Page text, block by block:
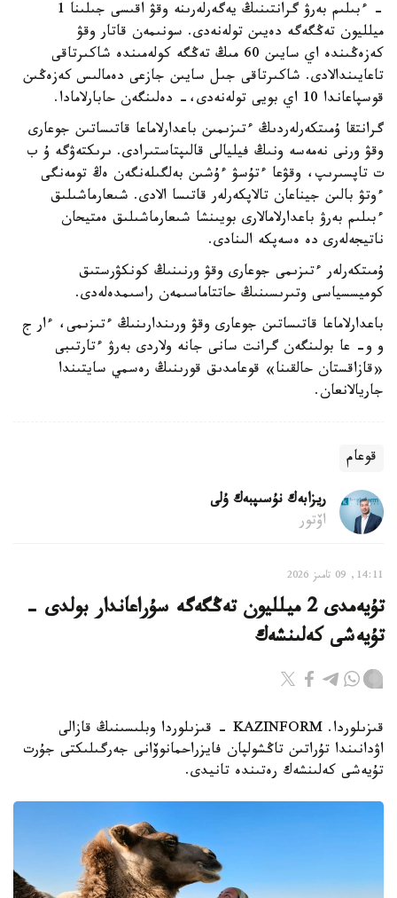
- ءبىلىم بەرۋ گرانتىنىڭ يەگەرلەرىنە وقۋ اقىسى جىلىنا 1
ميلليون تەڭگەگە دەيىن تولەنەدى. سونىمەن قاتار وقۋ
كەزەڭىندە اي سايىن 60 مىڭ تەڭگە كولەمىندە شاكىرتاقى
تاعايىندالادى. شاكىرتاقى جىل سايىن جازعى دەمالىس كەزەڭىن
قوسپاعاندا 10 اي بويى تولەنەدى،- دەلىنگەن حابارلامادا.
گرانتقا ۇمىتكەرلەردىڭ ءتىزىمىن باعدارلاماعا قاتىساتىن جوعارى
وقۋ ورنى نەمەسە ونىڭ فيليالى قالىپتاستىرادى. ىرىكتەۋگە ۇ ب
ت تاپسىرىپ، وقۋعا ءتۇسۋ ءۇشىن بەلگىلەنگەن ەڭ تومەنگى
ءوتۋ بالىن جيناعان تالاپكەرلەر قاتىسا الادى. شىعارماشىلىق
ءبىلىم بەرۋ باعدارلامالارى بويىنشا شىعارماشىلىق ەمتيحان
ناتيجەلەرى دە ەسەپكە الىنادى.
ۇمىتكەرلەر ءتىزىمى جوعارى وقۋ ورنىنىڭ كونكۋرستىق
كوميسسياسى وتىرىسىنىڭ حاتتاماسىمەن راسىمدەلەدى.
باعدارلاماعا قاتىساتىن جوعارى وقۋ ورىندارىنىڭ ءتىزىمى، ءار ج
و و- عا بولىنگەن گرانت سانى جانە ولاردى بەرۋ ءتارتىبى
«قازاقستان حالقىنا» قوعامدىق قورىنىڭ رەسمي سايتىندا
جاريالانعان.
قوعام
ريزابەك نۇسىپبەك ۇلى
اۆتور
14:11, 09 تامىز 2026
تۇيەمدى 2 ميلليون تەڭگەگە سۇراعاندار بولدى -
تۇيەشى كەلىنشەك
قىزىلوردا. KAZINFORM - قىزىلوردا وبلىسىنىڭ قازالى
اۋدانىندا تۇراتىن تاڭشولپان فايزراحمانوۆانى جەرگىلىكتى جۇرت
تۇيەشى كەلىنشەك رەتىندە تانيدى.